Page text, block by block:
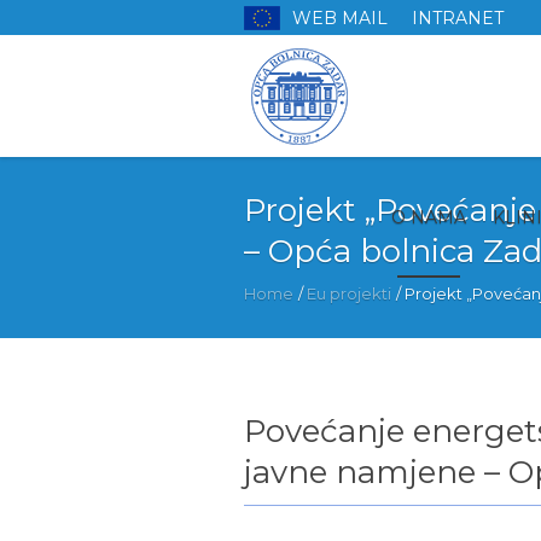
WEB MAIL INTRANET
O NAMA
Projekt
– Opća bolnica
Home /Eu projekti /Projekt
Povećanje
javne namjene –